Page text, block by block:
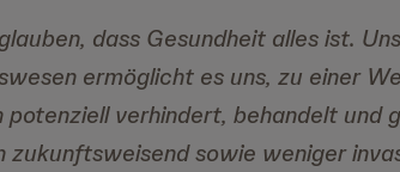
dass Gesundheit alles ist.
ermöglicht es uns, zu einer
potenziell verhindert, behandelt und
zukunftsweisend sowie weniger